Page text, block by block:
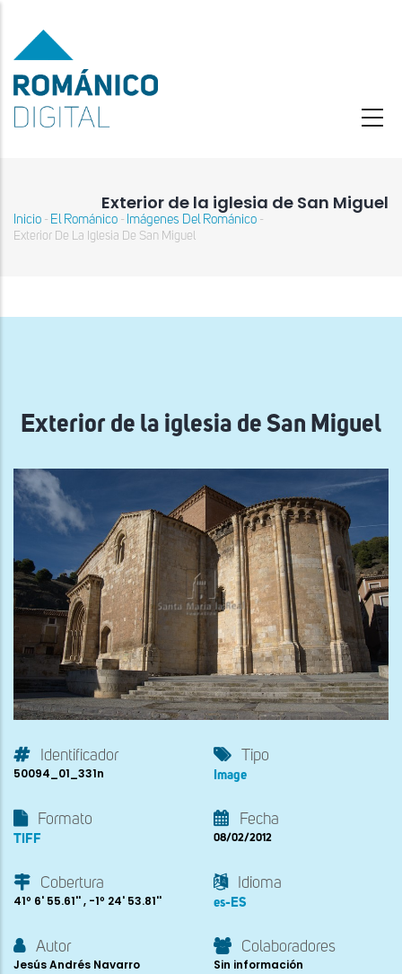
contenido
principal
Exterior de la iglesia de San Miguel
Sobrescribir
ayuda
Inicio - El Románico - Imágenes Del Románico -
Exterior De La Iglesia De San Miguel
Exterior de la iglesia de San Miguel
Identificador
50094_01_331n
Tipo
Image
Formato
TIFF
Fecha
08/02/2012
Cobertura
41º 6' 55.61'' , -1º 24' 53.81''
Idioma
es-ES
Autor
Jesús Andrés Navarro
Colaboradores
Sin información